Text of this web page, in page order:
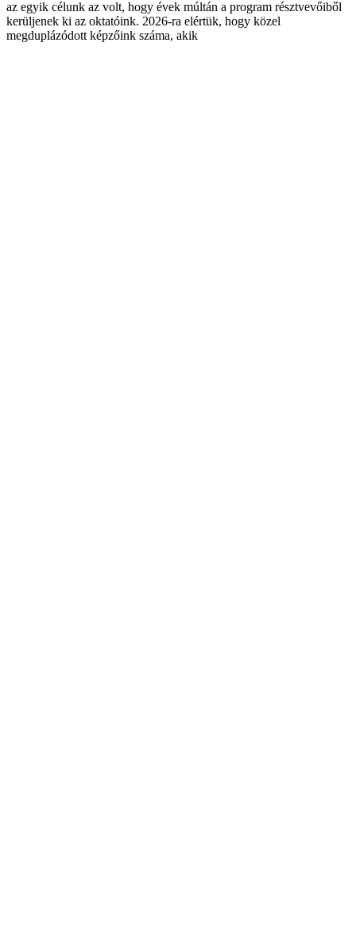
az egyik célunk az volt, hogy évek múltán a program résztvevőiből
kerüljenek ki az oktatóink. 2026-ra elértük, hogy közel
megduplázódott képzőink száma, akik